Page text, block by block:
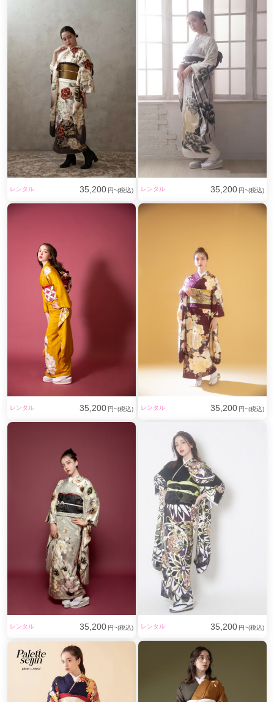
レンタル 35,200 円~(税込) レンタル 35,200 円~(税込)
レンタル 35,200 円~(税込) レンタル 35,200 円~(税込)
レンタル 35,200 円~(税込) レンタル 35,200 円~(税込)